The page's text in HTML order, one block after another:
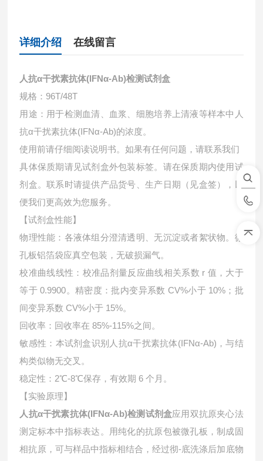
详细介绍 在线留言
人抗α干扰素抗体(IFNα-Ab)检测试剂盒
规格：96T/48T
用途：用于检测血清、血浆、细胞培养上清液等样本中 人
抗α干扰素抗体(IFNα-Ab)的浓度。
使用前请仔细阅读说明书。如果有任何问题，请联系我们
具体保质期请见试剂盒外包装标签。请在保质期内使用试
剂盒。联系时请提供产品货号、生产日期（见盒签），以
便我们更高效为您服务。
【试剂盒性能】
物理性能：各液体组分澄清透明、无沉淀或者絮状物。微
孔板铝箔袋应真空包装，无破损漏气。
校准曲线线性：校准品剂量反应曲线相关系数 r 值，大于
等于 0.9900。精密度：批内变异系数 CV%小于 10%；批
间变异系数 CV%小于 15%。
回收率：回收率在 85%-115%之间。
敏感性：本试剂盒识别人抗α干扰素抗体(IFNα-Ab)，与结
构类似物无交叉。
稳定性：2℃-8℃保存，有效期 6 个月。
【实验原理】
人抗α干扰素抗体(IFNα-Ab)检测试剂盒应用双抗原夹心法
测定标本中指标表达。用纯化的抗原包被微孔板，制成固
相抗原，可与样品中指标相结合，经过彻-底洗涤后加底物